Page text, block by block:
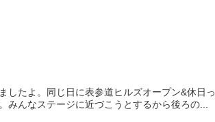
したよ。同じ日に表参道ヒルズオープン&休日っ
所で亜久里登場。みんなステージに近づこうとするから後ろの...